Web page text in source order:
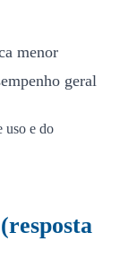
menor
geral
uso e do